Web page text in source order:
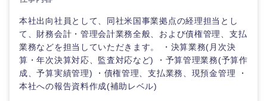
本社出向社員として、同社米国事業拠点の経理担当とし
て、財務会計・管理会計業務全般、および債権管理、支払
業務などを担当していただきます。 ・決算業務(月次決
算・年次決算対応、監査対応など) ・予算管理業務(予算作
成、予算実績管理) ・債権管理、支払業務、現預金管理 ・
本社への報告資料作成(補助レベル)